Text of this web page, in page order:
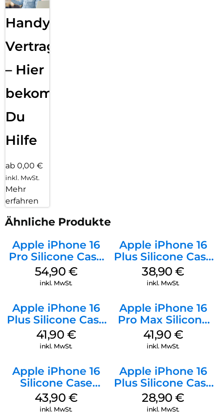
Handy
Vertragsabwicklung
– Hier
bekommst
Du
Hilfe
ab 0,00 €
inkl. MwSt.
Mehr
erfahren
Ähnliche Produkte
Apple iPhone 16
Pro Silicone Case
MagSafe Black
54,90 €
inkl. MwSt.
Apple iPhone 16
Plus Silicone Case
MagSafe Denim
38,90€
inkl. MwSt.
Apple iPhone 16
Plus Silicone Case
MagSafe Stone
Gray
41,90 €
inkl. MwSt.
Apple iPhone 16
Pro Max Silicone
Case MagSafe
Ultramarine
41,90 €
inkl. MwSt.
Apple iPhone 16
Silicone Case
MagSafe Plum
43,90 €
inkl. MwSt.
Apple iPhone 16
Plus Silicone Case
MagSafe Black
28,90€
inkl. MwSt.